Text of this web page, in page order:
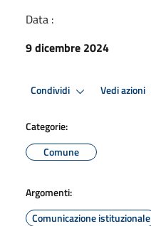
Data :
9 dicembre 2024
Condividi Vedi azioni
Categorie:
Comune
Argomenti:
Comunicazione istituzionale